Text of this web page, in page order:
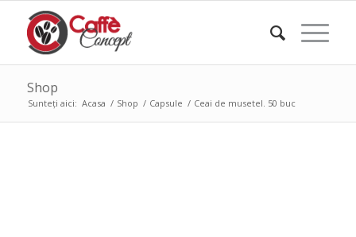
Shop
Sunteți aici: Acasa / Shop / Capsule / Ceai de musetel. 50 buc